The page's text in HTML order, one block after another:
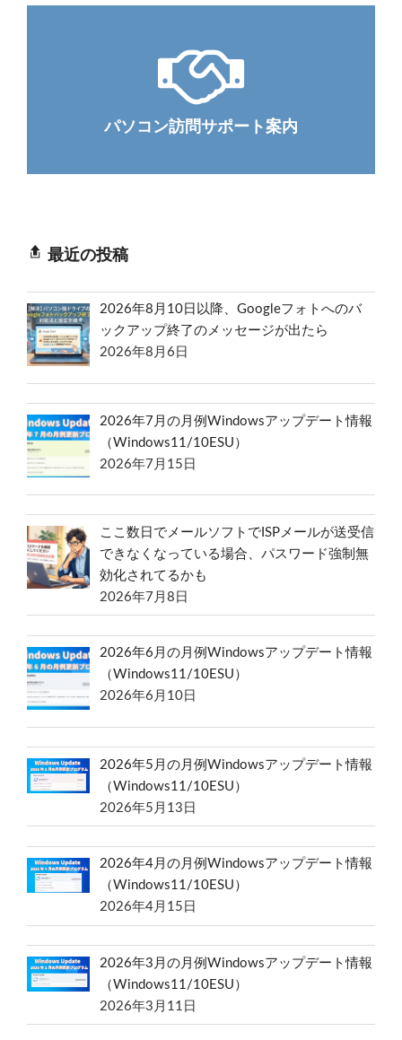
パソコン訪問サポート案内
最近の投稿
2026年8月10日以降、Googleフォトへのバ
ックアップ終了のメッセージが出たら
2026年8月6日
2026年7月の月例Windowsアップデート情報
（Windows11/10ESU）
2026年7月15日
ここ数日でメールソフトでISPメールが送受信
できなくなっている場合、パスワード強制無
効化されてるかも
2026年7月8日
2026年6月の月例Windowsアップデート情報
（Windows11/10ESU）
2026年6月10日
2026年5月の月例Windowsアップデート情報
（Windows11/10ESU）
2026年5月13日
2026年4月の月例Windowsアップデート情報
（Windows11/10ESU）
2026年4月15日
2026年3月の月例Windowsアップデート情報
（Windows11/10ESU）
2026年3月11日